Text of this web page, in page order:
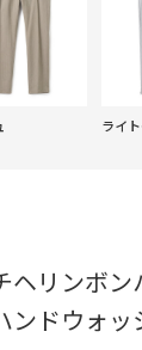
ライ
ヘリンボン
ンドウォッ